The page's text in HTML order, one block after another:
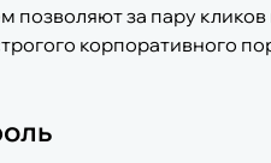
позволяют за пару
корпоративного